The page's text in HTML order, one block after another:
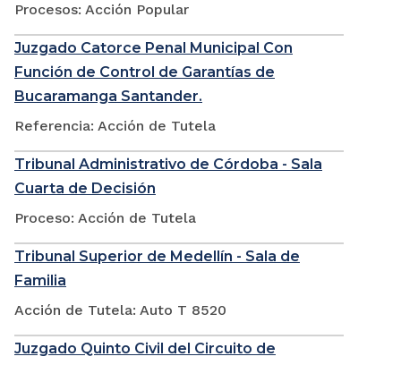
Procesos: Acción Popular
Juzgado Catorce Penal Municipal Con
Función de Control de Garantías de
Bucaramanga Santander.
Referencia: Acción de Tutela
Tribunal Administrativo de Córdoba - Sala
Cuarta de Decisión
Proceso: Acción de Tutela
Tribunal Superior de Medellín - Sala de
Familia
Acción de Tutela: Auto T 8520
Juzgado Quinto Civil del Circuito de